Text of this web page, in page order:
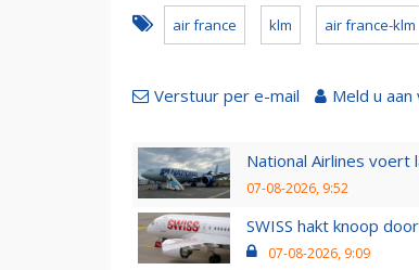
air france klm air france-klm
Verstuur per e-mail Meld u
National Airlines
07-08-2026, 9:52
SWISS hakt knoop
07-08-2026, 9:09